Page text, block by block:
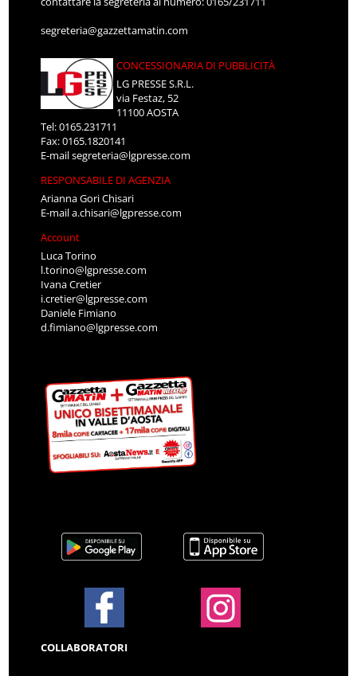
segreteria@gazzettamatin.com
CONCESSIONARIA DI PUBBLICITÀ
LG PRESSE S.R.L.
via Festaz, 52
11100 AOSTA
Tel: 0165.231711
Fax: 0165.1820141
E-mailsegreteria@lgpresse.com
RESPONSABILE DI AGENZIA
Arianna Gori Chisari
E-maila.chisari@lgpresse.com
Account
Luca Torino
l.torino@lgpresse.com
Ivana Cretier
i.cretier@lgpresse.com
Daniele Fimiano
d.fimiano@lgpresse.com
COLLABORATORI